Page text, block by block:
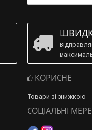
КОРИСНЕ
Товари зі знижкою
СОЦІАЛЬНІ